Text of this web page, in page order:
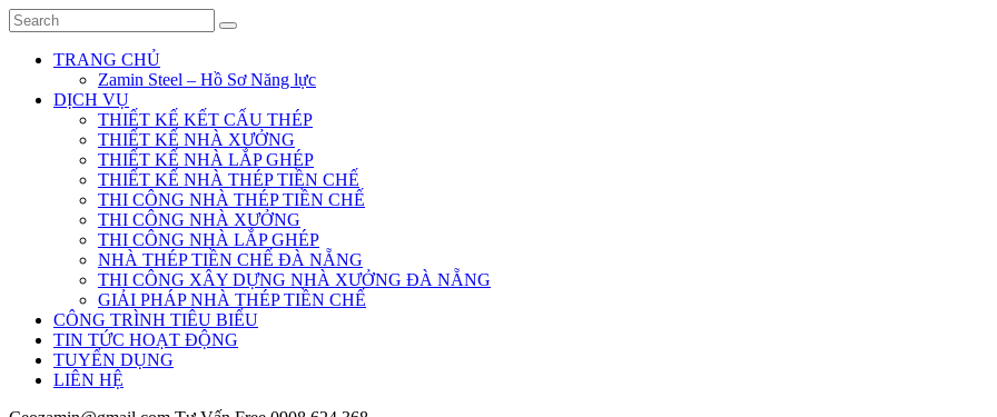
TRANG CHỦ
Zamin Steel – Hồ Sơ Năng lực
DỊCH VỤ
THIẾT KẾ KẾT CẤU THÉP
THIẾT KẾ NHÀ XƯỞNG
THIẾT KẾ NHÀ LẮP GHÉP
THIẾT KẾ NHÀ THÉP TIỀN CHẾ
THI CÔNG NHÀ THÉP TIỀN CHẾ
THI CÔNG NHÀ XƯỞNG
THI CÔNG NHÀ LẮP GHÉP
NHÀ THÉP TIỀN CHẾ ĐÀ NẴNG
THI CÔNG XÂY DỰNG NHÀ XƯỞNG ĐÀ NẴNG
GIẢI PHÁP NHÀ THÉP TIỀN CHẾ
CÔNG TRÌNH TIÊU BIỂU
TIN TỨC HOẠT ĐỘNG
TUYỂN DỤNG
LIÊN HỆ